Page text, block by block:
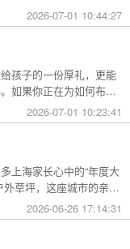
己的情况。
2026-07-01 10:44:27
孩子的一份厚礼，更能
如果你正在为如何布置
全攻略，从主题风格到
成年盛典。
2026-07-01 10:23:41
上海家长心中的“年度大
草坪，这座城市的亲子
多了，选择也成了难
门的儿童生日派对场
2026-06-26 17:14:31